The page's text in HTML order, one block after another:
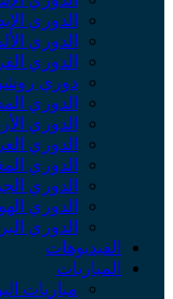
الدوري
الدوري
الدوري
دوري
الدوري
الدوري
الدوري
الدوري
الدوري
الدوري
الدوري
الفيديوهات
المباريات
مباريات